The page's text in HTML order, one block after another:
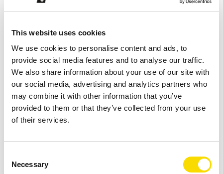
This website uses cookies
We use cookies to personalise content and ads, to
provide social media features and to analyse our traffic.
We also share information about your use of our site with
our social media, advertising and analytics partners who
may combine it with other information that you’ve
provided to them or that they’ve collected from your use
of their services.
Selection
Necessary
años, es director de la empresa. «Una empresa vive de las
STEINERT. «Las personas son las que determinan el éxito
o el fracaso de una empresa». Para él es muy importante la
capacidad crítica, también la autocrítica: «No soy el típico
director general al que no se le puede decir nada. Siempre
estoy dispuesto a escuchar. Si he cometido un error, tengo
que corregirlo. Esta actitud proviene de la práctica del
yoga».
Tratamiento de Zorba con creación de valor añadido